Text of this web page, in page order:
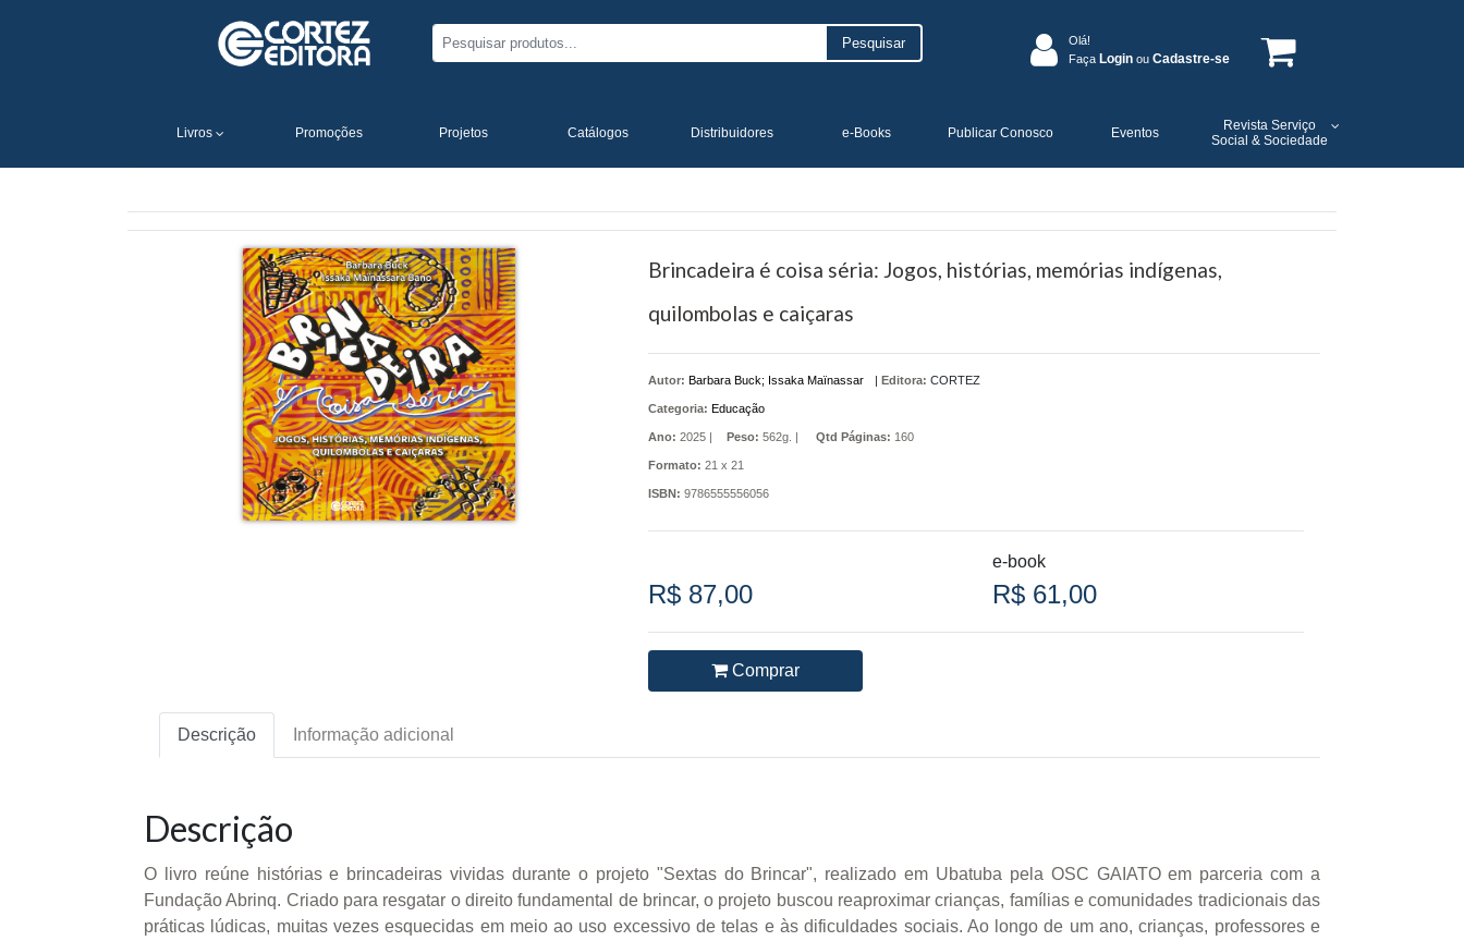
Pesquisar
Olá!
Faça Login ou Cadastre-se
Livros Promoções Projetos Catálogos Distribuidores e-Books Publicar Conosco Eventos
Revista Serviço
Social & Sociedade
Brincadeira é coisa séria: Jogos, histórias, memórias indígenas,
quilombolas e caiçaras
Autor: Barbara Buck; Issaka Maïnassar | Editora: CORTEZ
Categoria: Educação
Ano: 2025 | Peso: 562g. | Qtd Páginas: 160
Formato: 21 x 21
ISBN: 9786555556056
e-book
R$ 87,00 R$ 61,00
Comprar
Descrição Informação adicional
Descrição
O livro reúne histórias e brincadeiras vividas durante o projeto "Sextas do Brincar", realizado em Ubatuba pela OSC GAIATO em parceria com a
Fundação Abrinq. Criado para resgatar o direito fundamental de brincar, o projeto buscou reaproximar crianças, famílias e comunidades tradicionais das
práticas lúdicas, muitas vezes esquecidas em meio ao uso excessivo de telas e às dificuldades sociais. Ao longo de um ano, crianças, professores e